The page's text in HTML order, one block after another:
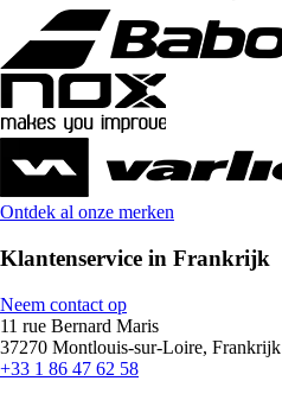
Ontdek al onze merken
Klantenservice in Frankrijk
Neem contact op
11 rue Bernard Maris
37270 Montlouis-sur-Loire, Frankrijk
+33 1 86 47 62 58